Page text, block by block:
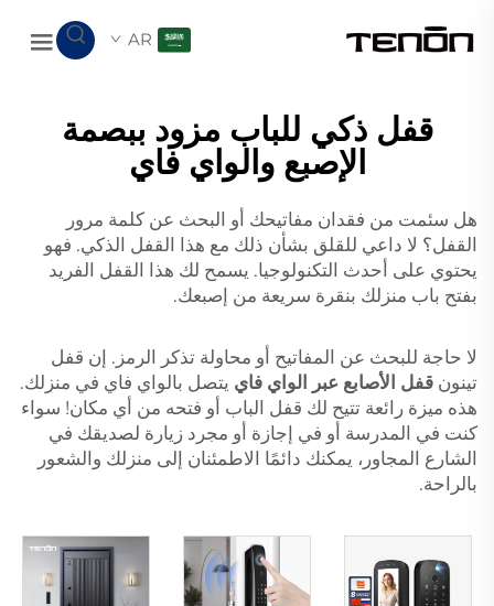
AR
قفل ذكي للباب مزود ببصمة
الإصبع والواي فاي
هل سئمت من فقدان مفاتيحك أو البحث عن كلمة مرور
القفل؟ لا داعي للقلق بشأن ذلك مع هذا القفل الذكي. فهو
يحتوي على أحدث التكنولوجيا. يسمح لك هذا القفل الفريد
بفتح باب منزلك بنقرة سريعة من إصبعك.
لا حاجة للبحث عن المفاتيح أو محاولة تذكر الرمز. إن قفل
تينون قفل الأصابع عبر الواي فاي يتصل بالواي فاي في منزلك.
هذه ميزة رائعة تتيح لك قفل الباب أو فتحه من أي مكان! سواء
كنت في المدرسة أو في إجازة أو مجرد زيارة لصديقك في
الشارع المجاور، يمكنك دائمًا الاطمئنان إلى منزلك والشعور
بالراحة.